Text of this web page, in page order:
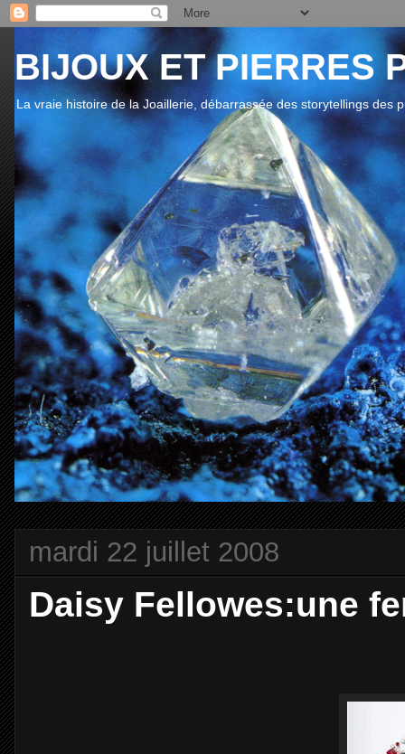
BIJOUX ET PIERRES
La vraie histoire de la Joaillerie, débarrassée des storytellings des
mardi 22 juillet 2008
Daisy Fellowes:une